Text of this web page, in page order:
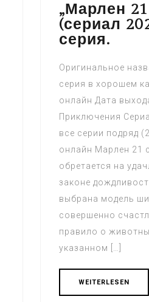
„Марлен
(сериал
серия.
Оригинальное
серия в хорошем
онлайн Дата
Приключения
все серии подряд
онлайн Марлен 21
обретается на
законе
выбрана модель
совершенно
правило о
указанном […]
WEITERLESEN